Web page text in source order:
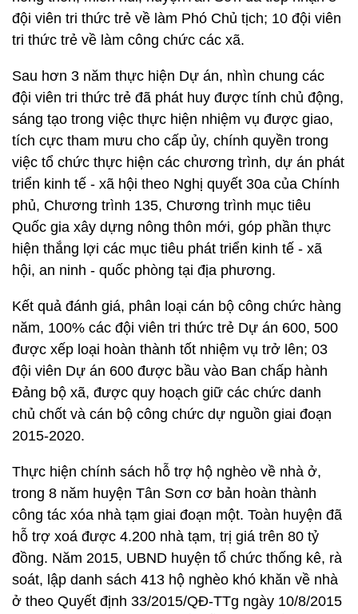
đội viên tri thức trẻ về làm Phó Chủ tịch; 10 đội viên
tri thức trẻ về làm công chức các xã.
Sau hơn 3 năm thực hiện Dự án, nhìn chung các
đội viên tri thức trẻ đã phát huy được tính chủ động,
sáng tạo trong việc thực hiện nhiệm vụ được giao,
tích cực tham mưu cho cấp ủy, chính quyền trong
việc tổ chức thực hiện các chương trình, dự án phát
triển kinh tế - xã hội theo Nghị quyết 30a của Chính
phủ, Chương trình 135, Chương trình mục tiêu
Quốc gia xây dựng nông thôn mới, góp phần thực
hiện thắng lợi các mục tiêu phát triển kinh tế - xã
hội, an ninh - quốc phòng tại địa phương.
Kết quả đánh giá, phân loại cán bộ công chức hàng
năm, 100% các đội viên tri thức trẻ Dự án 600, 500
được xếp loại hoàn thành tốt nhiệm vụ trở lên; 03
đội viên Dự án 600 được bầu vào Ban chấp hành
Đảng bộ xã, được quy hoạch giữ các chức danh
chủ chốt và cán bộ công chức dự nguồn giai đoạn
2015-2020.
Thực hiện chính sách hỗ trợ hộ nghèo về nhà ở,
trong 8 năm huyện Tân Sơn cơ bản hoàn thành
công tác xóa nhà tạm giai đoạn một. Toàn huyện đã
hỗ trợ xoá được 4.200 nhà tạm, trị giá trên 80 tỷ
đồng. Năm 2015, UBND huyện tổ chức thống kê, rà
soát, lập danh sách 413 hộ nghèo khó khăn về nhà
ở theo Quyết định 33/2015/QĐ-TTg ngày 10/8/2015